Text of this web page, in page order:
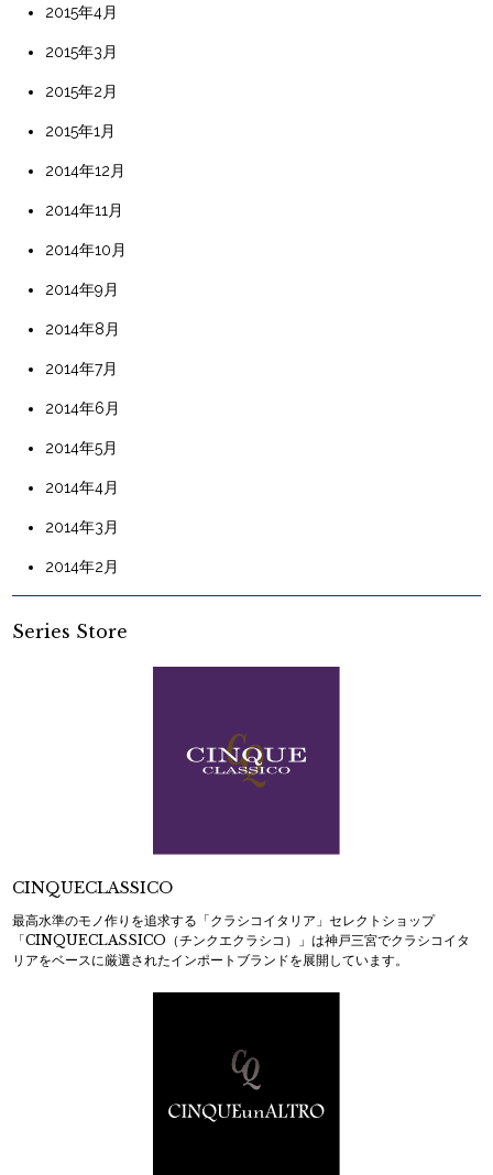
2015年4月
2015年3月
2015年2月
2015年1月
2014年12月
2014年11月
2014年10月
2014年9月
2014年8月
2014年7月
2014年6月
2014年5月
2014年4月
2014年3月
2014年2月
Series Store
CINQUECLASSICO
最高水準のモノ作りを追求する「クラシコイタリア」セレクトショップ
「CINQUECLASSICO（チンクエクラシコ）」は神戸三宮でクラシコイタ
リアをベースに厳選されたインポートブランドを展開しています。